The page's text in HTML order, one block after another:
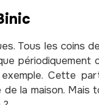
Tous les coins
Cette
la maison.